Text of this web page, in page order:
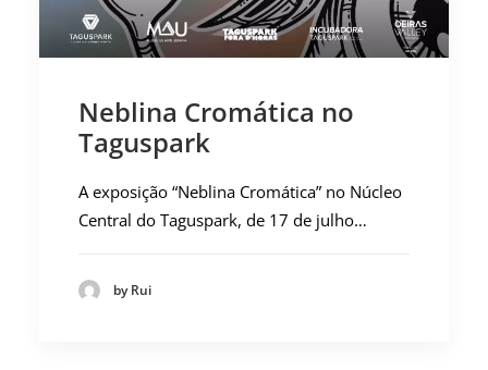
Neblina Cromática no
Taguspark
A exposição “Neblina Cromática” no Núcleo
Central do Taguspark, de 17 de julho…
by Rui